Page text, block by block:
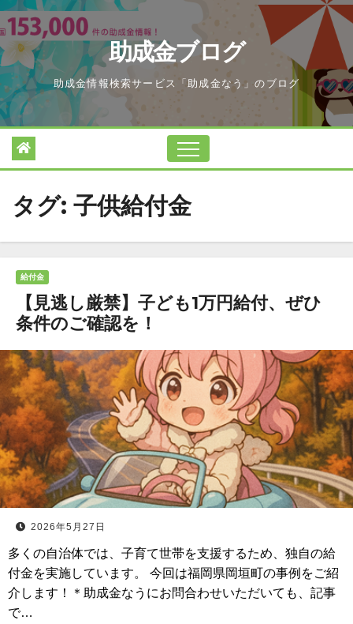
Skip
to
content
助成金ブログ
助成金情報検索サービス「助成金なう」のブログ
タグ: 子供給付金
給付金
【見逃し厳禁】子ども1万円給付、ぜひ
条件のご確認を！
2026年5月27日
多くの自治体では、子育て世帯を支援するため、独自の給
付金を実施しています。 今回は福岡県岡垣町の事例をご紹
介します！＊助成金なうにお問合わせいただいても、記事
で…